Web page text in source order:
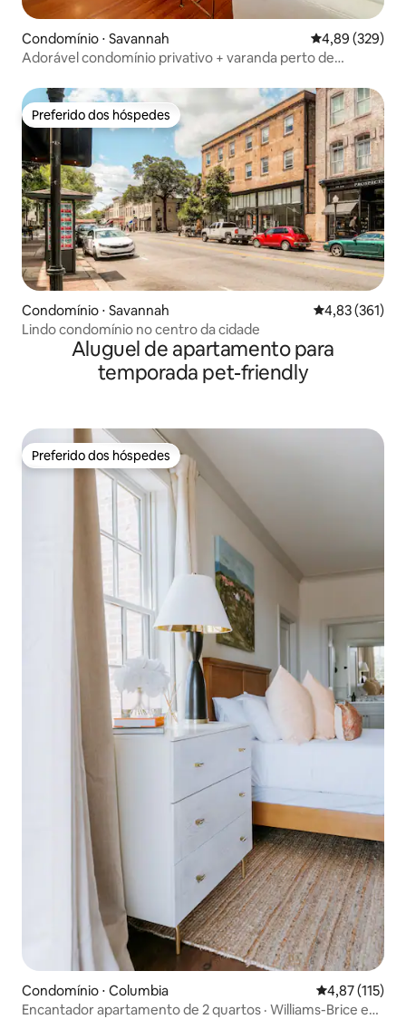
Condomínio ⋅ Savannah 4,89 de uma
4,89 (329)
Adorável condomínio privativo + varanda perto de
Preferido dos hóspedes
Preferido dos hóspedes
Condomínio ⋅ Savannah 4,83 de uma
4,83 (361)
Lindo condomínio no centro da cidade
Aluguel de apartamento para
temporada pet-friendly
Preferido dos hóspedes
Preferido dos hóspedes
Condomínio ⋅ Columbia 4,87 de uma
4,87 (115)
Encantador apartamento de 2 quartos · Williams-Brice e